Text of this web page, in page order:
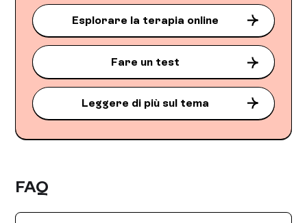
Esplorare la terapia online
Fare un test
Leggere di più sul tema
FAQ